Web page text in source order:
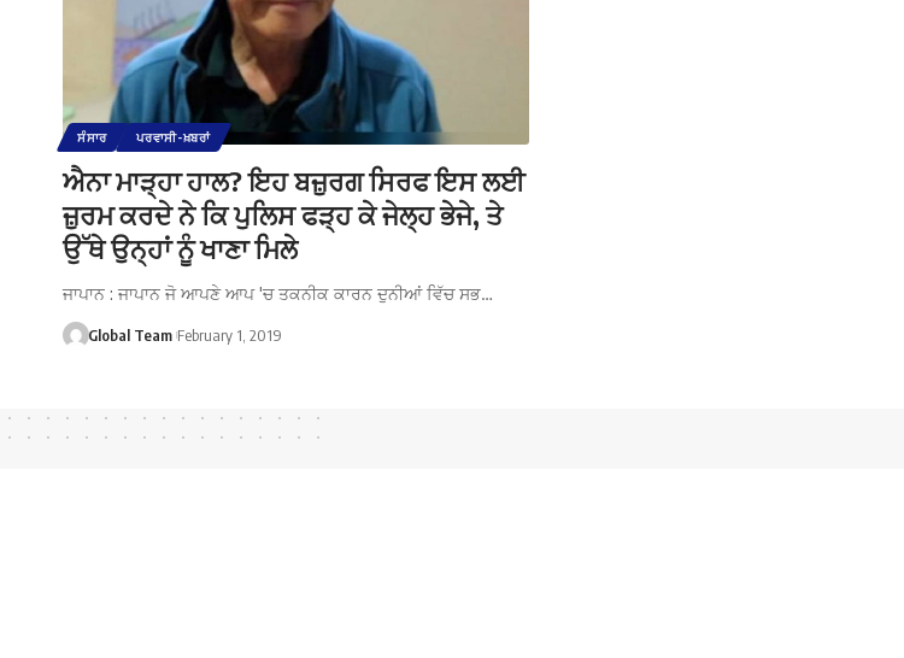
ਸੰਸਾਰ ਪਰਵਾਸੀ-ਖ਼ਬਰਾਂ
ਐਨਾ ਮਾੜ੍ਹਾ ਹਾਲ? ਇਹ ਬਜ਼ੁਰਗ ਸਿਰਫ ਇਸ ਲਈ
ਜ਼ੁਰਮ ਕਰਦੇ ਨੇ ਕਿ ਪੁਲਿਸ ਫੜ੍ਹ ਕੇ ਜੇਲ੍ਹ ਭੇਜੇ, ਤੇ
ਉੱਥੇ ਉਨ੍ਹਾਂ ਨੂੰ ਖਾਣਾ ਮਿਲੇ
ਜਾਪਾਨ : ਜਾਪਾਨ ਜੋ ਆਪਣੇ ਆਪ 'ਚ ਤਕਨੀਕ ਕਾਰਨ ਦੁਨੀਆਂ ਵਿੱਚ ਸਭ…
Global Team February 1, 2019